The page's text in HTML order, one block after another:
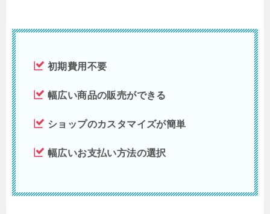
初期費用不要
幅広い商品の販売ができる
ショップのカスタマイズが簡単
幅広いお支払い方法の選択